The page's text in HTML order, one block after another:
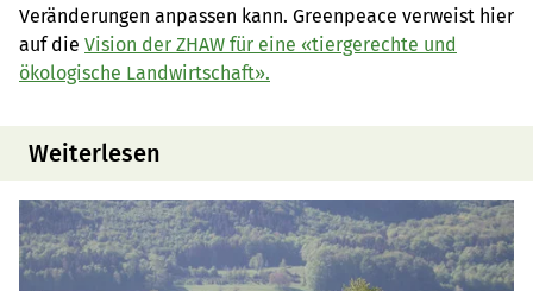
Veränderungen anpassen kann. Greenpeace verweist hier
auf die Vision der ZHAW für eine «tiergerechte und
ökologische Landwirtschaft».
Weiterlesen